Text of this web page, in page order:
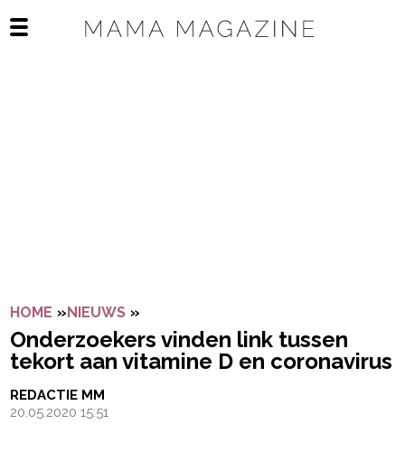
Open het mobiele menu
HOME »NIEUWS »
Onderzoekers vinden link tussen
tekort aan vitamine D en coronavirus
REDACTIE MM
20.05.2020 15:51